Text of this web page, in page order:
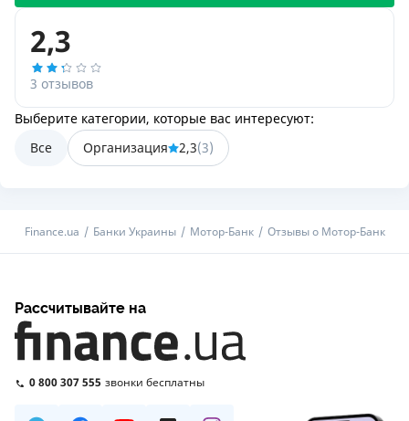
2,3
3 отзывов
Выберите категории, которые вас интересуют:
Все
Организация 2,3(3)
Finance.ua Банки Украины Мотор-Банк Отзывы о Мотор-Банк
Рассчитывайте на
0 800 307 555 звонки бесплатны